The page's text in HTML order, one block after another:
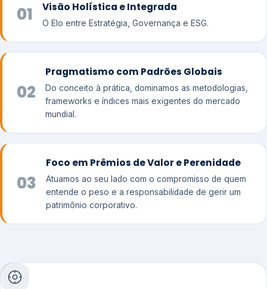
01 Visão Holística e Integrada
O Elo entre Estratégia, Governança e ESG.
02
Pragmatismo com Padrões Globais
Do conceito à prática, dominamos as metodologias,
frameworks e índices mais exigentes do mercado
mundial.
03
Foco em Prêmios de Valor e Perenidade
Atuamos ao seu lado com o compromisso de quem
entende o peso e a responsabilidade de gerir um
patrimônio corporativo.